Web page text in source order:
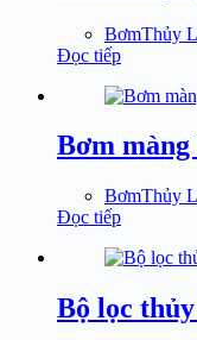
BơmThủy
Đọc tiếp
Bơm
BơmThủy
Đọc tiếp
Bộ lọc